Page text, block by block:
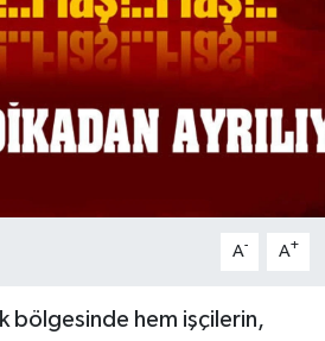
A- A+
bölgesinde hem işçilerin,